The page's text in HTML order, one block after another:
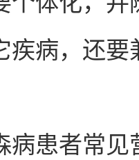
疾病，还
病患者常见